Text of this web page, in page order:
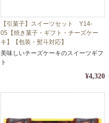
【引菓子】スイーツセット Y14-
05【焼き菓子・ギフト・チーズケー
キ】【包装・熨斗対応】
美味しいチーズケーキのスイーツギフ
ト
¥4,320